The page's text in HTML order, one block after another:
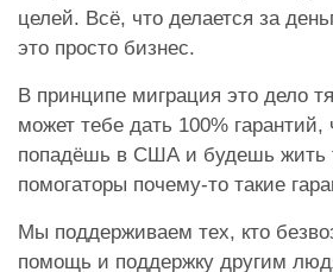
целей. Всё, что делается за
это просто бизнес.
В принципе миграция это дело
может тебе дать 100% гарантий,
попадёшь в США и будешь жить
помогаторы почему-то такие
Мы поддерживаем тех, кто
помощь и поддержку другим